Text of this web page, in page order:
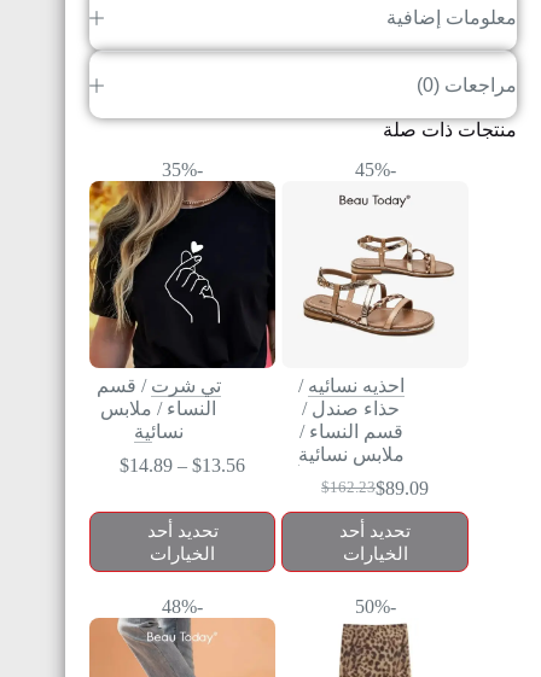
معلومات إضافية
مراجعات (0)
منتجات ذات صلة
-45%
احذيه نسائيه /
حذاء صندل /
قسم النساء /
ملابس نسائية
$162.23$89.09
تحديد أحد
الخيارات
-35%
تي شرت / قسم
النساء / ملابس
نسائية
$13.56
–
$14.89
تحديد أحد
الخيارات
-50%
-48%